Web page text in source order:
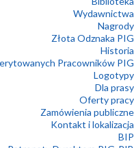
Wydawnictwa
Nagrody
Złota Odznaka PIG
Historia
Pracowników PIG
Logotypy
Dla prasy
Oferty pracy
Zamówienia publiczne
Kontakt i lokalizacja
BIP